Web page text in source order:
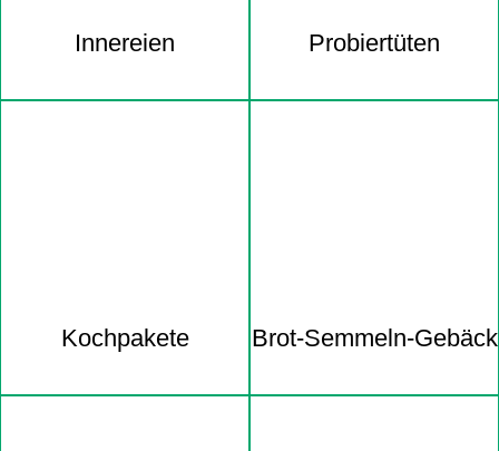
Innereien Probiertüten
Kochpakete Brot-Semmeln-Gebäck